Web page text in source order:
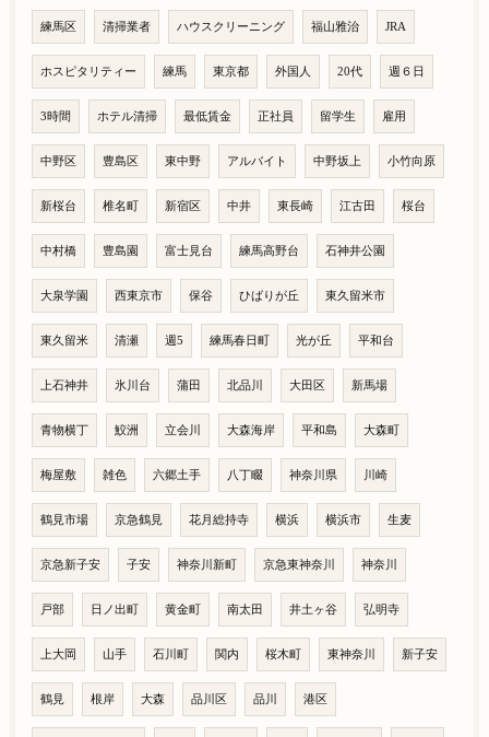
練馬区 清掃業者 ハウスクリーニング 福山雅治 JRA
ホスピタリティー 練馬 東京都 外国人 20代 週６日
3時間 ホテル清掃 最低賃金 正社員 留学生 雇用
中野区 豊島区 東中野 アルバイト 中野坂上 小竹向原
新桜台 椎名町 新宿区 中井 東長崎 江古田 桜台
中村橋 豊島園 富士見台 練馬高野台 石神井公園
大泉学園 西東京市 保谷 ひばりが丘 東久留米市
東久留米 清瀬 週5 練馬春日町 光が丘 平和台
上石神井 氷川台 蒲田 北品川 大田区 新馬場
青物横丁 鮫洲 立会川 大森海岸 平和島 大森町
梅屋敷 雑色 六郷土手 八丁畷 神奈川県 川崎
鶴見市場 京急鶴見 花月総持寺 横浜 横浜市 生麦
京急新子安 子安 神奈川新町 京急東神奈川 神奈川
戸部 日ノ出町 黄金町 南太田 井土ヶ谷 弘明寺
上大岡 山手 石川町 関内 桜木町 東神奈川 新子安
鶴見 根岸 大森 品川区 品川 港区